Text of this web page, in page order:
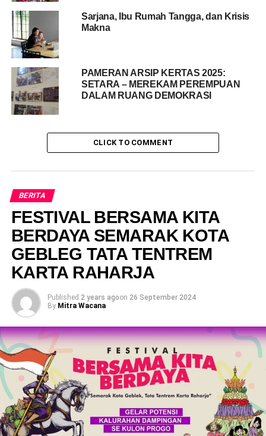
RELATED TOPICS:
DAMPAK PERNIKAHAN ANAK
HARI PEREMPUAN INTERNASIONAL
KEKERASAN TERHADAP ANAK
MITRA WACANA WRC
PROBLEMATIKA PERNIKAHAN ANAK
UP NEXT
Selamat ‘Idul Fitri 1437 H
DON'T MISS
Susukan, Banjarnegara, Jawa Tengah
Sarjana, Ibu Rumah Tangga, dan Krisis
Makna
PAMERAN ARSIP KERTAS 2025:
SETARA – MEREKAM PEREMPUAN
DALAM RUANG DEMOKRASI
CLICK TO COMMENT
BERITA
FESTIVAL BERSAMA KITA
BERDAYA SEMARAK KOTA
GEBLEG TATA TENTREM
KARTA RAHARJA
Published 2 years agoon 26 September 2024
By Mitra Wacana